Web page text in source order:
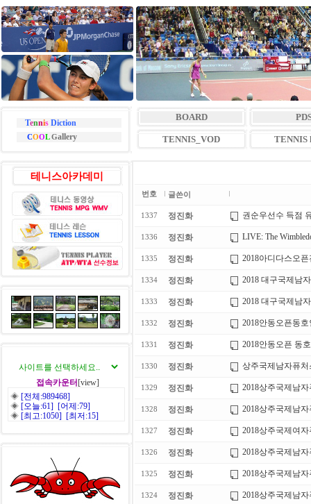
TennisDiction
COOLGallery
BOARD
TENNIS_VOD TENNIS
테니스아카데미
접속카운터 [view]
◈ [전체:989468]
◈ [오늘:61] [어제:79]
◈ [최고:1050] [최저:15]
번호 글쓴이
1337 정진화 권순우선수 득점
1336 정진화 LIVE: The
1335 정진화 2018아디다스오
1334 정진화 2018 대구국제남
1333 정진화 2018 대구국제남
1332 정진화 2018안동오픈동
1331 정진화 2018안동오픈 동
1330 정진화 상주국제남자퓨
1329 정진화 2018상주국제남
1328 정진화 2018상주국제남
1327 정진화 2018상주국제여
1326 정진화 2018상주국제남
1325 정진화 2018상주국제남
1324 정진화 2018상주국제남